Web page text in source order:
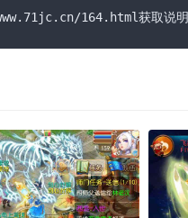
164.html获取说明